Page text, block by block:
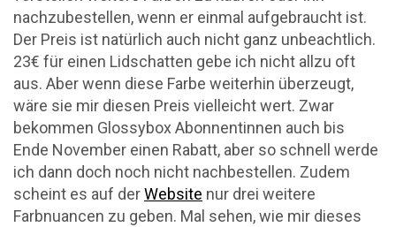
nachzubestellen, wenn er einmal aufgebraucht ist.
Der Preis ist natürlich auch nicht ganz unbeachtlich.
23€ für einen Lidschatten gebe ich nicht allzu oft
aus. Aber wenn diese Farbe weiterhin überzeugt,
wäre sie mir diesen Preis vielleicht wert. Zwar
bekommen Glossybox Abonnentinnen auch bis
Ende November einen Rabatt, aber so schnell werde
ich dann doch noch nicht nachbestellen. Zudem
scheint es auf derWebsite nur drei weitere
Farbnuancen zu geben. Mal sehen, wie mir dieses